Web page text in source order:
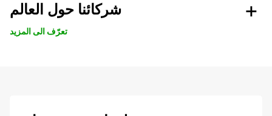
شركائنا حول العالم
تعرّف الى المزيد